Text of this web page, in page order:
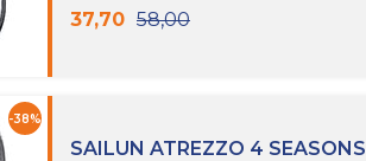
37,70 58,00
-38%
SAILUN ATREZZO 4 SEASONS